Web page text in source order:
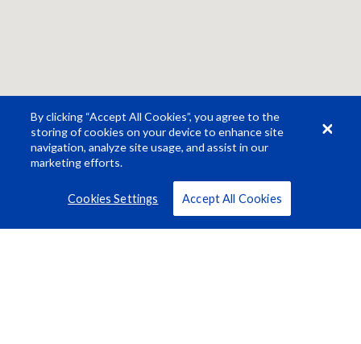
By clicking “Accept All Cookies”, you agree to the
storing of cookies on your device to enhance site
navigation, analyze site usage, and assist in our
marketing efforts.
Cookies Settings Accept All Cookies